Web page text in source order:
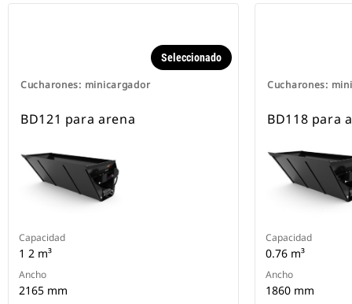
Cucharones: minicargador
Seleccionado
BD121 para arena
Capacidad
1 2 m³
Ancho
2165 mm
Cucharones:
BD118 para
Capacidad
0.76 m³
Ancho
1860 mm